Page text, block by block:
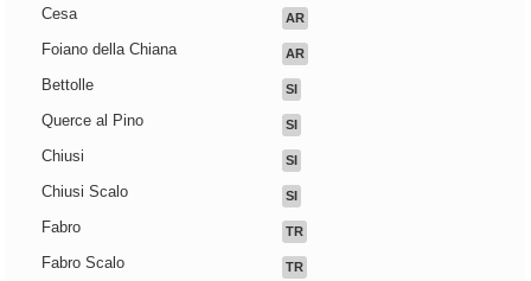
Cesa AR
Foiano della Chiana AR
Bettolle SI
Querce al Pino SI
Chiusi SI
Chiusi Scalo SI
Fabro TR
Fabro Scalo TR